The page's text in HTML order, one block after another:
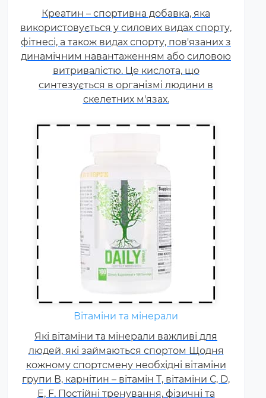
Креатин – спортивна добавка, яка
використовується у силових видах спорту,
фітнесі, а також видах спорту, пов'язаних з
динамічним навантаженням або силовою
витривалістю. Це кислота, що
синтезується в організмі людини в
скелетних м'язах.
карнітин. вітамін Т, вітаміни С, D,
E, F. Постійні тренування,
фізичні та психологічні
навантаження, змагання
збільшують добову норму
вітамінів та мінералів у 1,5-2
рази.
Вітаміни та мінерали
Які вітаміни та мінерали важливі для
людей, які займаються спортом Щодня
кожному спортсмену необхідні вітаміни
групи В, карнітин – вітамін Т, вітаміни С, D,
E, F. Постійні тренування, фізичні та